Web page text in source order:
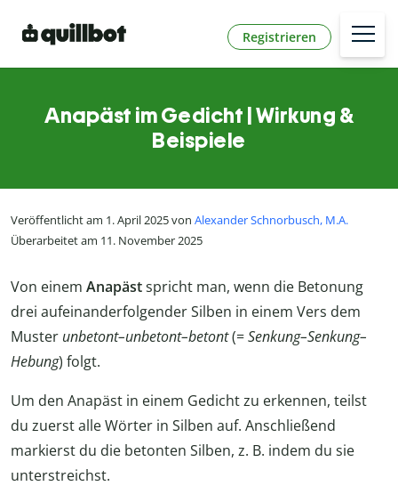
Registrieren
Anapäst im Gedicht | Wirkung &
Beispiele
Veröffentlicht am 1. April 2025 von Alexander Schnorbusch, M.A.
Überarbeitet am 11. November 2025
Von einem Anapästspricht man, wenn die Betonung
drei aufeinanderfolgender Silben in einem Vers dem
Muster unbetont–unbetont–betont(=Senkung–Senkung–
Hebung) folgt.
Um den Anapäst in einem Gedicht zu erkennen, teilst
du zuerst alle Wörter in Silben auf. Anschließend
markierst du die betonten Silben, z. B. indem du sie
unterstreichst.